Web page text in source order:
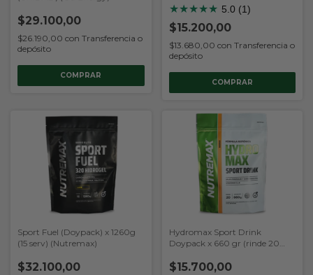
$29.100,00
$26.190,00 con Transferencia o
depósito
COMPRAR
★★★★★ 5.0 (1)
$15.200,00
$13.680,00 con Transferencia o
depósito
COMPRAR
Sport Fuel (Doypack) x 1260g
(15 serv) (Nutremax)
$32.100,00
Hydromax Sport Drink
Doypack x 660 gr (rinde 20
$15.700,00